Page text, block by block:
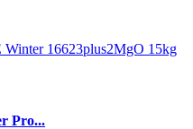
Pro...